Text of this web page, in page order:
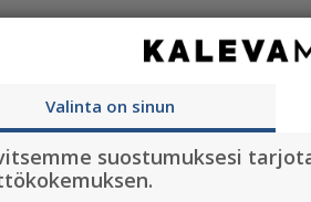
Sukunimi
Valinta on sinun
suostumuksesi